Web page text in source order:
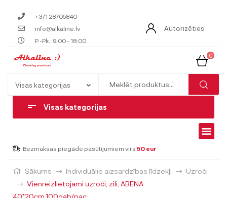
+371 28705840
info@alkaline.lv
P.-Pk.: 9:00 - 18:00
Autorizēties
0
Visas kategorijas
Bezmaksas piegāde pasūtījumiem virs 50 eur
Sākums Individuālie aizsardzības līdzekļi
Uzroči
Vienreizlietojami uzroči, zili, ABENA
40*20cm,100gab/pac